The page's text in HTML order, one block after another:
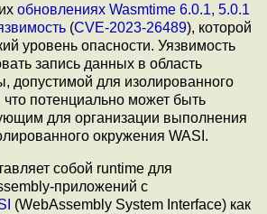
обновлениях Wasmtime 6.0.1, 5.0.1
(CVE-2023-26489), которой
уровень опасности. Уязвимость
запись данных в область
допустимой для изолированного
потенциально может быть
для организации выполнения
окружения WASI.
собой runtime для
приложений с
(WebAssembly System Interface) как